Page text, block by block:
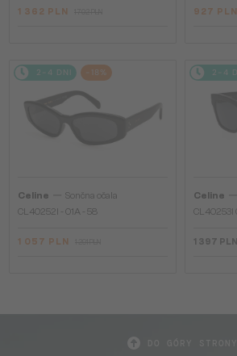
1 362 PLN 927 PLN
2-4 DNI -18%
Celine
Sončna očala
CL40252I - 01A - 58
1 057 PLN
2-4
Celine
CL40253I
1 397 PLN